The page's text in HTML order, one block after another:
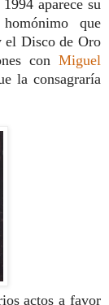
aparece su
que
el Disco de Oro
con Miguel
la consagraría
actos a favor